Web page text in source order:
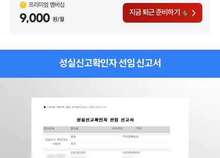
프리미엄 멤버십
9,000 원/월
지금 퇴근 준비하기
성실신고확인자 선임 신고서